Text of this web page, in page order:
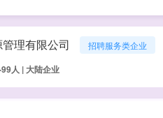
理有限公司 招聘服务类企业
人 | 大陆企业